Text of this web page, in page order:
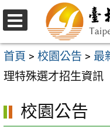
跳
至
主
要
容
區
選
單
首頁 > 校園公告 > 最
理特殊選才招生資訊
校園公告